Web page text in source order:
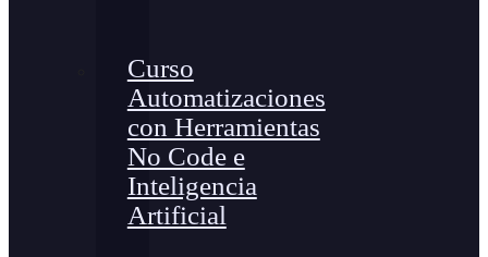
Curso
Automatizaciones
con Herramientas
No Code e
Inteligencia
Artificial